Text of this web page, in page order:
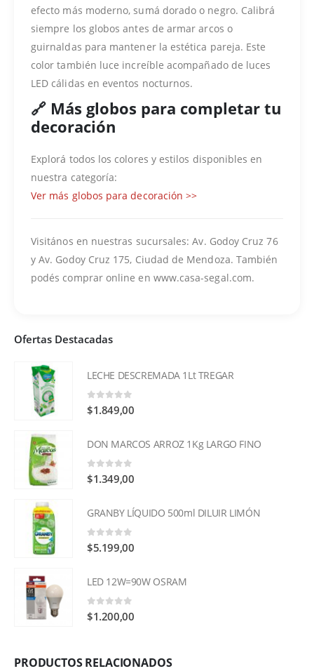
efecto más moderno, sumá dorado o negro. Calibrá
siempre los globos antes de armar arcos o
guirnaldas para mantener la estética pareja. Este
color también luce increíble acompañado de luces
LED cálidas en eventos nocturnos.
🔗 Más globos para completar tu
decoración
Explorá todos los colores y estilos disponibles en
nuestra categoría:
Ver más globos para decoración >>
Visitános en nuestras sucursales: Av. Godoy Cruz 76
y Av. Godoy Cruz 175, Ciudad de Mendoza. También
podés comprar online en www.casa-segal.com.
Ofertas Destacadas
LECHE DESCREMADA 1Lt TREGAR
0 out of 5
$1.849,00
DON MARCOS ARROZ 1Kg LARGO FINO
0 out of 5
$1.349,00
GRANBY LÍQUIDO 500ml DILUIR LIMÓN
0 out of 5
$5.199,00
LED 12W=90W OSRAM
0 out of 5
$1.200,00
PRODUCTOS RELACIONADOS